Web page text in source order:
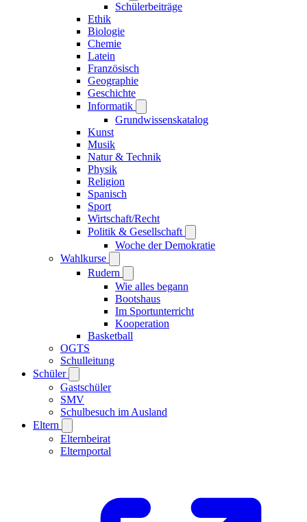
Schülerbeiträge
Ethik
Biologie
Chemie
Latein
Französisch
Geographie
Geschichte
Informatik
Grundwissenskatalog
Kunst
Musik
Natur & Technik
Physik
Religion
Spanisch
Sport
Wirtschaft/Recht
Politik & Gesellschaft
Woche der Demokratie
Wahlkurse
Rudern
Wie alles begann
Bootshaus
Im Sportunterricht
Kooperation
Basketball
OGTS
Schulleitung
Schüler
Gastschüler
SMV
Schulbesuch im Ausland
Eltern
Elternbeirat
Elternportal